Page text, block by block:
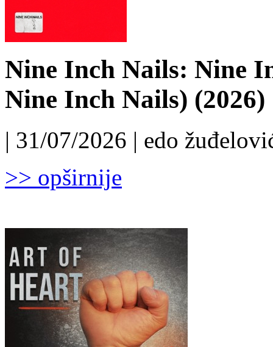
Nine Inch Nails: Nine
Nine Inch Nails) (2026)
| 31/07/2026 | edo
>> opširnije